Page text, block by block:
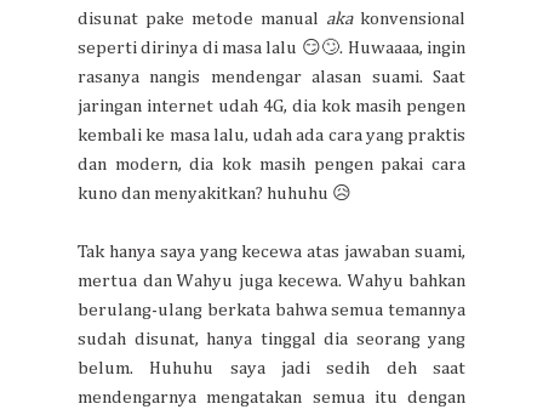
disunat pake metode manual akakonvensional
seperti dirinya di masa lalu 😏🙄. Huwaaaa, ingin
rasanya nangis mendengar alasan suami. Saat
jaringan internet udah 4G, dia kok masih pengen
kembali ke masa lalu, udah ada cara yang praktis
dan modern, dia kok masih pengen pakai cara
kuno dan menyakitkan? huhuhu 😥
Tak hanya saya yang kecewa atas jawaban suami,
mertua dan Wahyu juga kecewa. Wahyu bahkan
berulang-ulang berkata bahwa semua temannya
sudah disunat, hanya tinggal dia seorang yang
belum. Huhuhu saya jadi sedih deh saat
mendengarnya mengatakan semua itu dengan